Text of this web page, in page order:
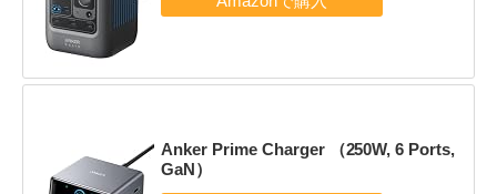
Anker Prime Charger （250W, 6 Ports,
GaN）